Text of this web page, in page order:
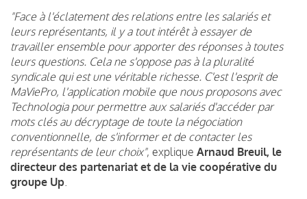
"Face à l'éclatement des relations entre les salariés et
leurs représentants, il y a tout intérêt à essayer de
travailler ensemble pour apporter des réponses à toutes
leurs questions. Cela ne s'oppose pas à la pluralité
syndicale qui est une véritable richesse. C'est l'esprit de
MaViePro, l'application mobile que nous proposons avec
Technologia pour permettre aux salariés d'accéder par
mots clés au décryptage de toute la négociation
conventionnelle, de s'informer et de contacter les
représentants de leur choix", explique Arnaud Breuil, le
directeur des partenariat et de la vie coopérative du
groupe Up.